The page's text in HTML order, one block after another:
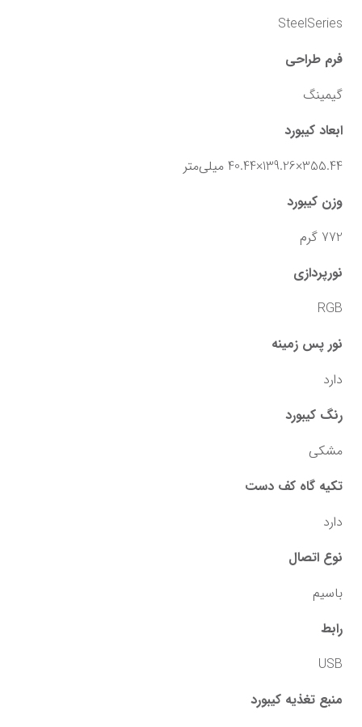
SteelSeries
فرم طراحی
گیمینگ
ابعاد کیبورد
355.44×139.26×40.44 میلی‌متر
وزن کیبورد
772 گرم
نورپردازی
RGB
نور پس زمینه
دارد
رنگ کیبورد
مشکی
تکیه گاه کف دست
دارد
نوع اتصال
با‌سیم
رابط
USB
منبع تغذیه کیبورد